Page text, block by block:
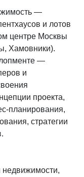
—
и лотов
центре Москвы
Хамовники).
—
и
проекта,
планирования,
стратегии